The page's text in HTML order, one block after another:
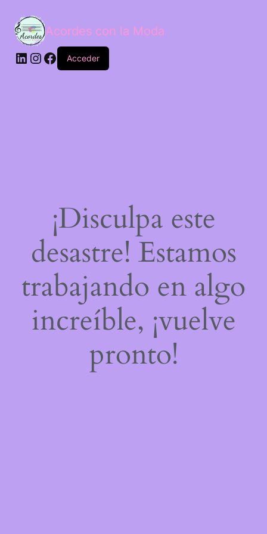
Acordes con la Moda
Acceder
¡Disculpa este
desastre! Estamos
trabajando en algo
increíble, ¡vuelve
pronto!